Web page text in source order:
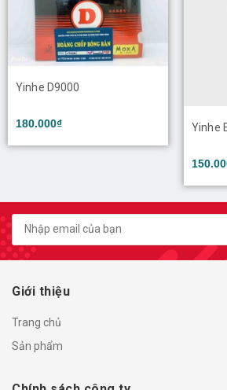
Yinhe D9000
180.000₫ Yinhe
Giới thiệu
Trang chủ
Sản phẩm